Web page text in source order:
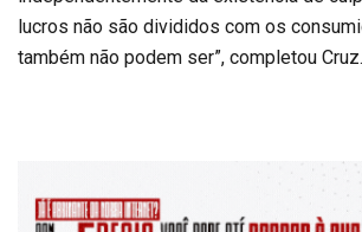
lucros não são divididos com os
também não podem ser”, completou Cruz.